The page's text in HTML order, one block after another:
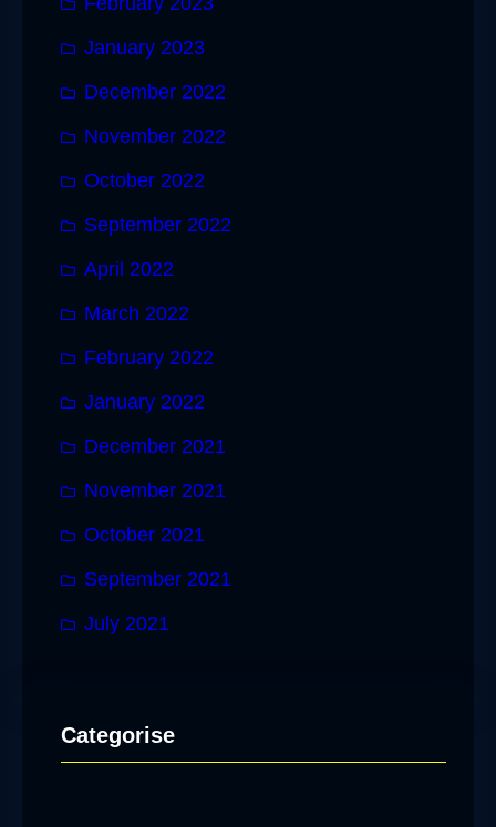
January 2023
December 2022
November 2022
October 2022
September 2022
April 2022
March 2022
February 2022
January 2022
December 2021
November 2021
October 2021
September 2021
July 2021
Categorise